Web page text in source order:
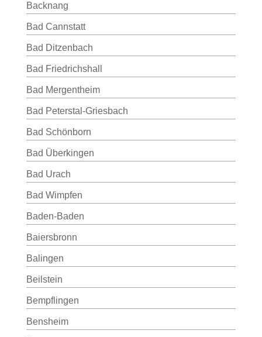
Backnang
Bad Cannstatt
Bad Ditzenbach
Bad Friedrichshall
Bad Mergentheim
Bad Peterstal-Griesbach
Bad Schönborn
Bad Überkingen
Bad Urach
Bad Wimpfen
Baden-Baden
Baiersbronn
Balingen
Beilstein
Bempflingen
Bensheim